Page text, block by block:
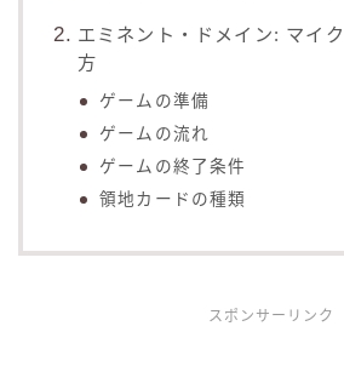
エミネント・ドメイン: マイ
方
ゲームの準備
ゲームの流れ
ゲームの終了条件
領地カードの種類
スポンサーリンク